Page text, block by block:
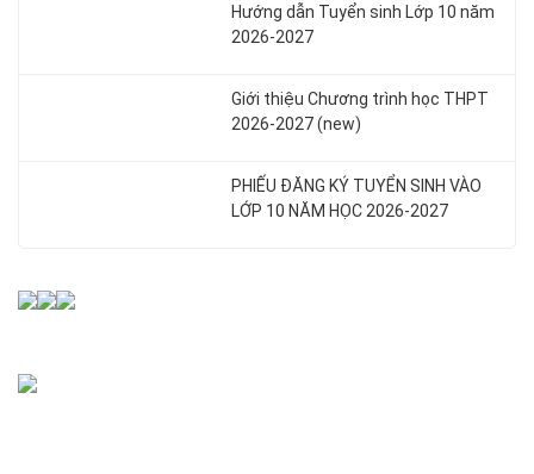
Hướng dẫn Tuyển sinh Lớp 10 năm
2026-2027
Giới thiệu Chương trình học THPT
2026-2027 (new)
PHIẾU ĐĂNG KÝ TUYỂN SINH VÀO
LỚP 10 NĂM HỌC 2026-2027